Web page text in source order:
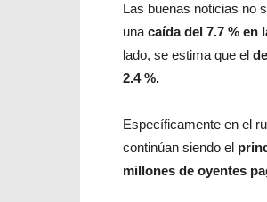
Las buenas noticias no
una caída del 7.7 % en
lado, se estima que el
2.4 %.
Específicamente en el
continúan siendo el
millones de oyentes